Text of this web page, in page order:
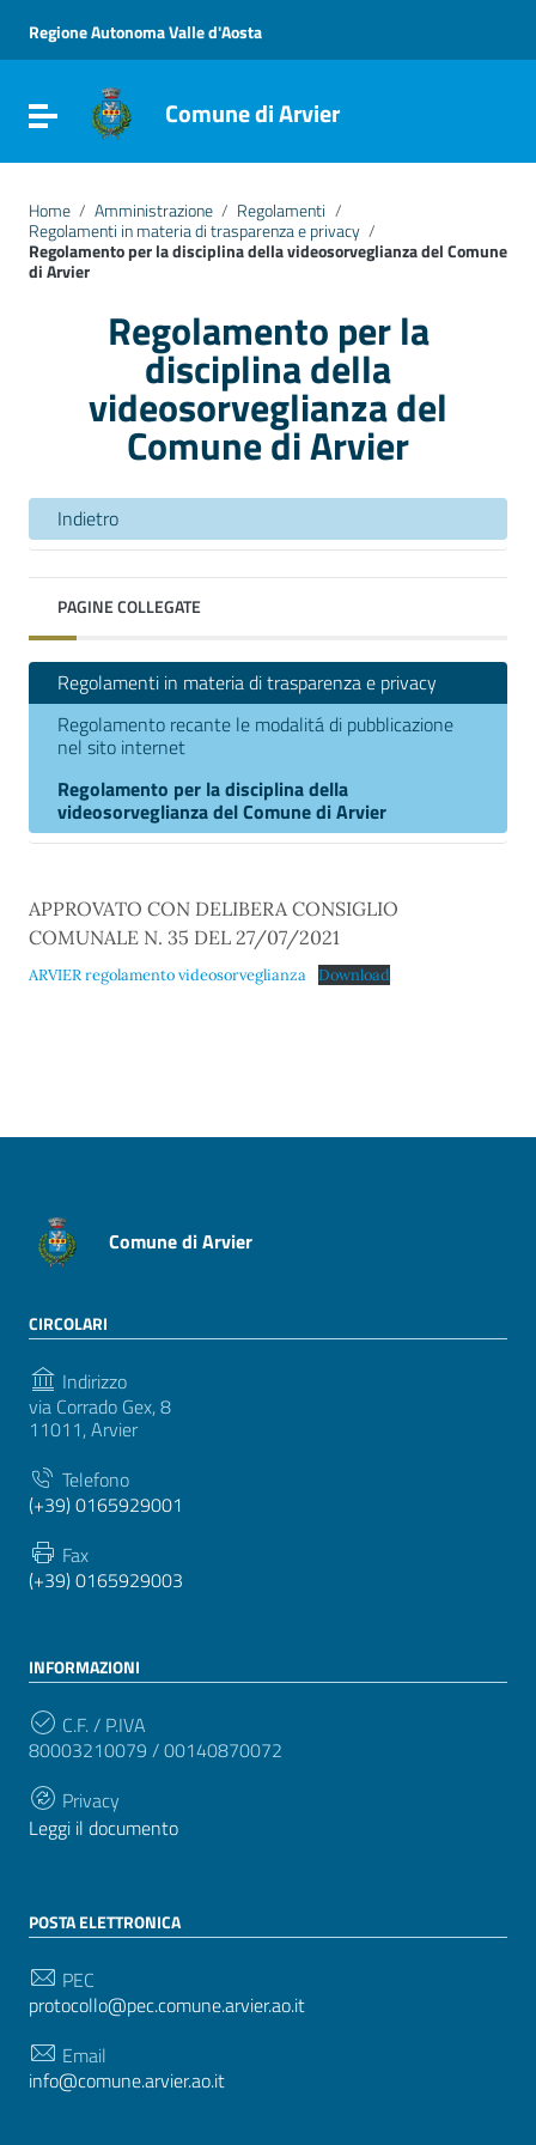
Vai al menu di navigazione
Vai al footer
Regione Autonoma Valle d'Aosta
Attiva / disattiva la navigazione
Comune di Arvier
Home / Amministrazione / Regolamenti /
Regolamenti in materia di trasparenza e privacy /
Regolamento per la disciplina della videosorveglianza del Comune
di Arvier
Regolamento per la
disciplina della
videosorveglianza del
Comune di Arvier
Indietro
PAGINE COLLEGATE
Regolamenti in materia di trasparenza e privacy
Regolamento recante le modalitá di pubblicazione
nel sito internet
Regolamento per la disciplina della
videosorveglianza del Comune di Arvier
APPROVATO CON DELIBERA CONSIGLIO
COMUNALE N. 35 DEL 27/07/2021
ARVIER regolamento videosorveglianza Download
Comune di Arvier
CIRCOLARI
Indirizzo
via Corrado Gex, 8
11011, Arvier
Telefono
(+39) 0165929001
Fax
(+39) 0165929003
INFORMAZIONI
C.F. / P.IVA
80003210079 / 00140870072
Privacy
Leggi il documento
POSTA ELETTRONICA
PEC
protocollo@pec.comune.arvier.ao.it
Email
info@comune.arvier.ao.it